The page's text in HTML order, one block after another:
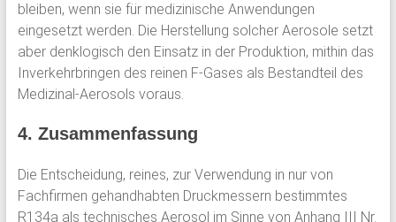
bleiben, wenn sie für medizinische Anwendungen
eingesetzt werden. Die Herstellung solcher Aerosole setzt
aber denklogisch den Einsatz in der Produktion, mithin das
Inverkehrbringen des reinen F-Gases als Bestandteil des
Medizinal-Aerosols voraus.
4. Zusammenfassung
Die Entscheidung, reines, zur Verwendung in nur von
Fachfirmen gehandhabten Druckmessern bestimmtes
R134a als technisches Aerosol im Sinne von Anhang III Nr.